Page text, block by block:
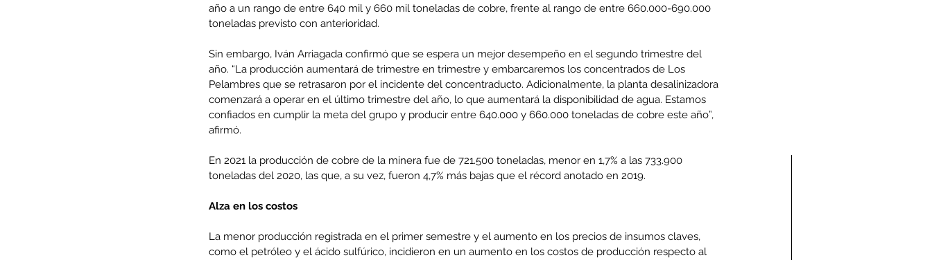
Our Recent Posts
año a un rango de entre 640 mil y 660 mil toneladas de cobre, frente al rango de entre 660.000-690.000
toneladas previsto con anterioridad.
Sin embargo, Iván Arriagada confirmó que se espera un mejor desempeño en el segundo trimestre del
año. “La producción aumentará de trimestre en trimestre y embarcaremos los concentrados de Los
Pelambres que se retrasaron por el incidente del concentraducto. Adicionalmente, la planta desalinizadora
comenzará a operar en el último trimestre del año, lo que aumentará la disponibilidad de agua. Estamos
confiados en cumplir la meta del grupo y producir entre 640.000 y 660.000 toneladas de cobre este año”,
afirmó.
En 2021 la producción de cobre de la minera fue de 721.500 toneladas, menor en 1,7% a las 733.900
toneladas del 2020, las que, a su vez, fueron 4,7% más bajas que el récord anotado en 2019.
Alza en los costos
La menor producción registrada en el primer semestre y el aumento en los precios de insumos claves,
como el petróleo y el ácido sulfúrico, incidieron en un aumento en los costos de producción respecto al